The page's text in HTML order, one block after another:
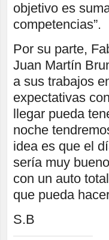
objetivo es
competencias”.
Por su parte,
Juan Martín
a sus trabajos
expectativas
llegar pueda
noche
idea es que el
sería muy
con un auto
que pueda
S.B